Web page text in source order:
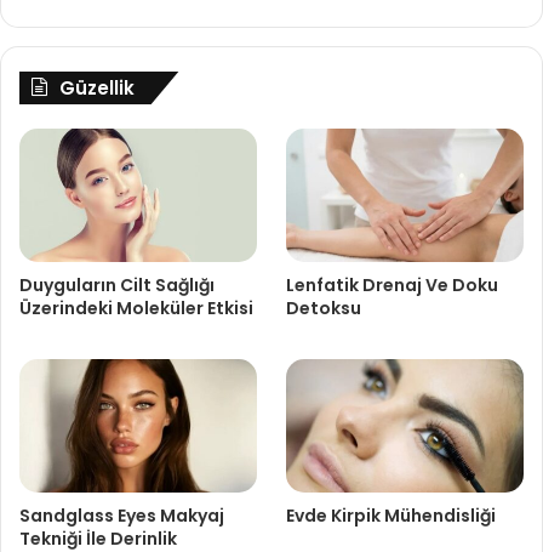
Güzellik
Duyguların Cilt Sağlığı
Üzerindeki Moleküler Etkisi
Lenfatik Drenaj Ve Doku
Detoksu
Sandglass Eyes Makyaj
Tekniği İle Derinlik
Evde Kirpik Mühendisliği